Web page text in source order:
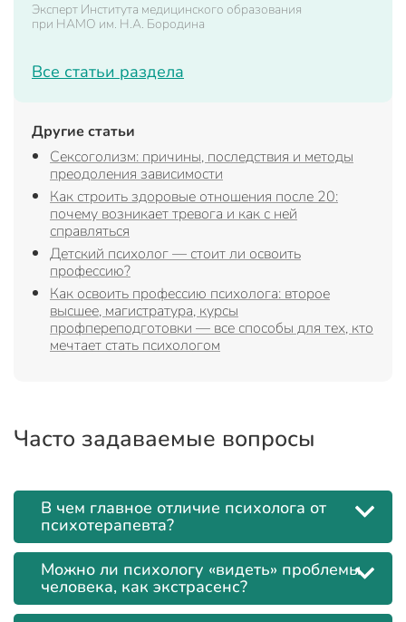
Эксперт Института медицинского образования
при НАМО им. Н.А. Бородина
Все статьи раздела
Другие статьи
Сексоголизм: причины, последствия и методы
преодоления зависимости
Как строить здоровые отношения после 20:
почему возникает тревога и как с ней
справляться
Детский психолог — стоит ли освоить
профессию?
Как освоить профессию психолога: второе
высшее, магистратура, курсы
профпереподготовки — все способы для тех, кто
мечтает стать психологом
Часто задаваемые вопросы
В чем главное отличие психолога от
психотерапевта?
Можно ли психологу «видеть» проблемы
человека, как экстрасенс?